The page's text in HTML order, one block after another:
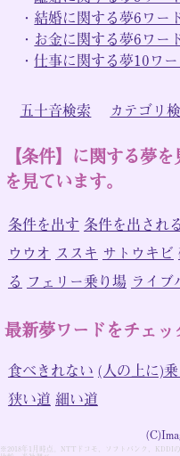
・ 結婚に関する夢6ワー
・ お金に関する夢6ワー
・仕事に関する夢10ワ
五十音検索 カテゴリ
【条件】に関する夢
を見ています。
条件を出す 条件を出される
ウウオ ススキ サトウキビ
る フェリー乗り場 ライブ
最新夢ワードをチェッ
食べきれない (人の上に)乗
狭い道 細い道
※2018年1月時点。NTTドコモ、ソフトバンク、KDDI